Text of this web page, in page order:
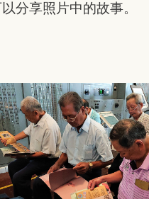
分享照片中的故事。